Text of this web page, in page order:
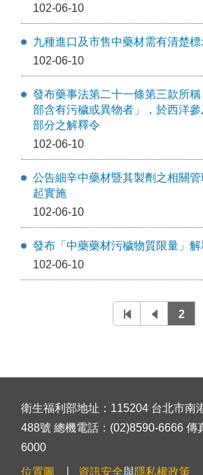
102-06-10
九種進口及市售中藥材需有清楚標
102-06-10
發布藥事法第二十一條第三款所
部含有污穢或異物者」，於西洋
部分之解釋令
102-06-10
公告細辛中藥材暨其製劑之相關管
起實施
102-06-10
發布「中藥藥材污穢物質限量」解
102-06-10
2
衛生福利部地址：115204 台北市南
488號 總機電話：(02)8590-6666 傳
6000
位置圖 資訊安全與隱私權政策